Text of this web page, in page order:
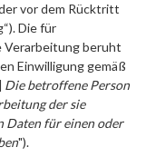
vor dem Rücktritt
Die für
beruht
Einwilligung gemäß
Die betroffene Person
der sie
Daten für einen oder
").